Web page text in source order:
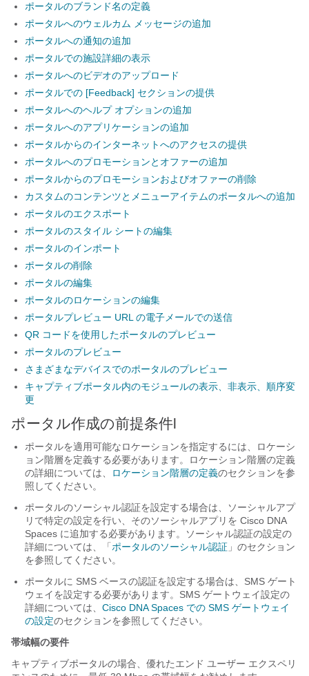
ポータルのブランド名の定義
ポータルへのウェルカム メッセージの追加
ポータルへの通知の追加
ポータルでの施設詳細の表示
ポータルへのビデオのアップロード
ポータルでの [Feedback] セクションの提供
ポータルへのヘルプ オプションの追加
ポータルへのアプリケーションの追加
ポータルからのインターネットへのアクセスの提供
ポータルへのプロモーションとオファーの追加
ポータルからのプロモーションおよびオファーの削除
カスタムのコンテンツとメニューアイテムのポータルへの追加
ポータルのエクスポート
ポータルのスタイル シートの編集
ポータルのインポート
ポータルの削除
ポータルの編集
ポータルのロケーションの編集
ポータルプレビュー URL の電子メールでの送信
QR コードを使用したポータルのプレビュー
ポータルのプレビュー
さまざまなデバイスでのポータルのプレビュー
キャプティブポータル内のモジュールの表示、非表示、順序変
更
ポータル作成の前提条件l
ポータルを適用可能なロケーションを指定するには、ロケーシ
ョン階層を定義する必要があります。ロケーション階層の定義
の詳細については、
ロケーション階層の定義のセクションを参
照してください。
ポータルのソーシャル認証を設定する場合は、ソーシャルアプ
リで特定の設定を行い、そのソーシャルアプリを Cisco DNA
Spaces に追加する必要があります。ソーシャル認証の設定の
詳細については、「 ポータルのソーシャル認証 」のセクション
を参照してください。
ポータルに SMS ベースの認証を設定する場合は、SMS ゲート
ウェイを設定する必要があります。SMS ゲートウェイ設定の
詳細については、 Cisco DNA Spaces での SMS ゲートウェイ
の設定のセクションを参照してください。
帯域幅の要件
キャプティブポータルの場合、優れたエンド ユーザー エクスペリ